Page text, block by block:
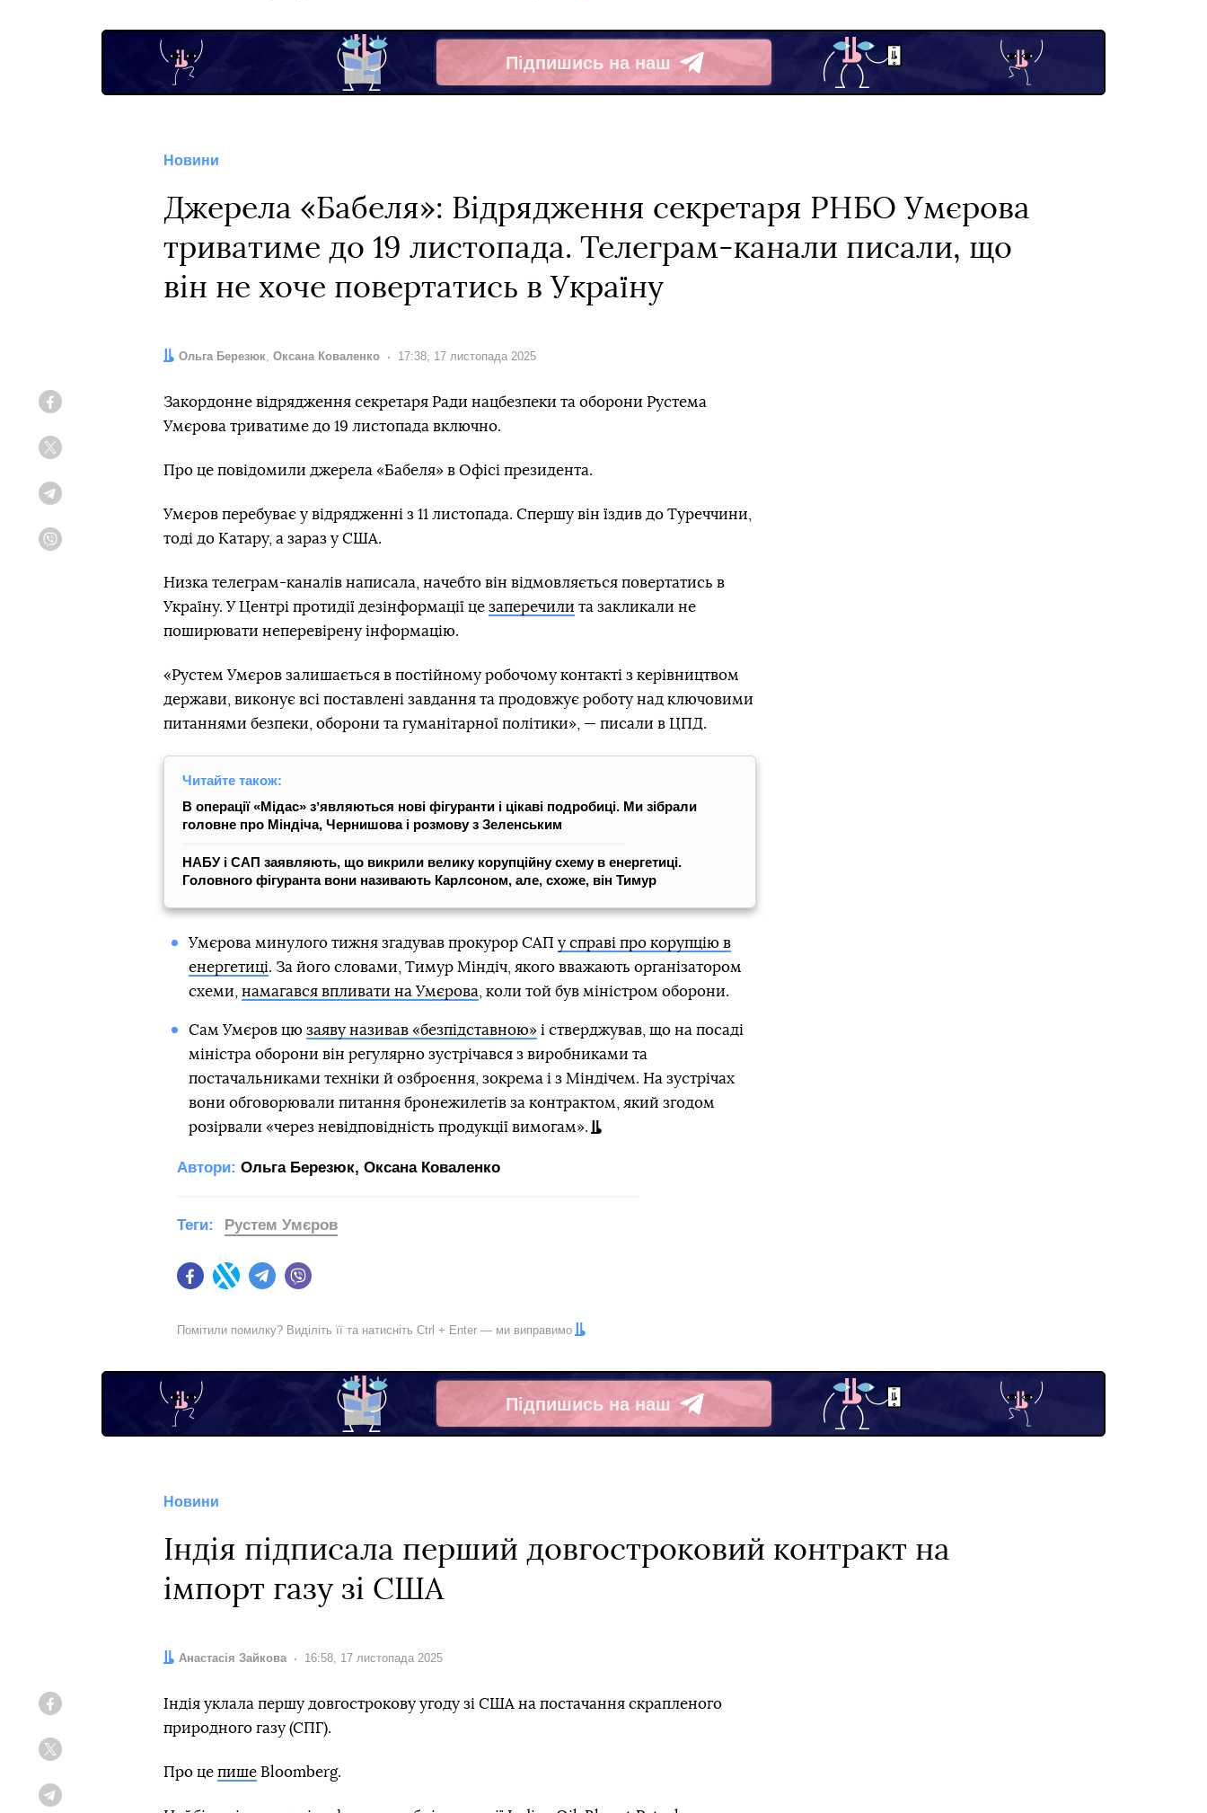
Підпишись на наш
Telegram
Новини
Джерела «Бабеля»: Відрядження секретаря РНБО Умєрова
триватиме до 19 листопада. Телеграм-канали писали, що
він не хоче повертатись в Україну
Автори:
Ольга Березюк, Оксана Коваленко Дата:
17:38, 17 листопада 2025
Закордонне відрядження секретаря Ради нацбезпеки та оборони Рустема
Умєрова триватиме до 19 листопада включно.
Про це повідомили джерела «Бабеля» в Офісі президента.
Умєров перебуває у відрядженні з 11 листопада. Спершу він їздив до Туреччини,
тоді до Катару, а зараз у США.
Низка телеграм-каналів написала, начебто він відмовляється повертатись в
Україну. У Центрі протидії дезінформації це заперечили та закликали не
поширювати неперевірену інформацію.
«Рустем Умєров залишається в постійному робочому контакті з керівництвом
держави, виконує всі поставлені завдання та продовжує роботу над ключовими
питаннями безпеки, оборони та гуманітарної політики», — писали в ЦПД.
Читайте також:
В операції «Мідас» зʼявляються нові фігуранти і цікаві подробиці. Ми зібрали
головне про Міндіча, Чернишова і розмову з Зеленським
НАБУ і САП заявляють, що викрили велику корупційну схему в енергетиці.
Головного фігуранта вони називають Карлсоном, але, схоже, він Тимур
Умєрова минулого тижня згадував прокурор САП у справі про корупцію в
енергетиці. За його словами, Тимур Міндіч, якого вважають організатором
схеми, намагався впливати на Умєрова , коли той був міністром оборони.
Сам Умєров цю заяву називав «безпідставною»і стверджував, що на посаді
міністра оборони він регулярно зустрічався з виробниками та
постачальниками техніки й озброєння, зокрема і з Міндічем. На зустрічах
вони обговорювали питання бронежилетів за контрактом, який згодом
розірвали «через невідповідність продукції вимогам».
Автори: Ольга Березюк, Оксана Коваленко
FacebookTwitter Telegram
Теги: Рустем Умєров
Помітили помилку? Виділіть її та натисніть Ctrl + Enter — ми виправимо
Підпишись на наш
Telegram
Новини
Індія підписала перший довгостроковий контракт на
імпорт газу зі США
Автор:
Анастасія Зайкова Дата:
16:58, 17 листопада 2025
Індія уклала першу довгострокову угоду зі США на постачання скрапленого
природного газу (СПГ).
Про це пише Bloomberg.